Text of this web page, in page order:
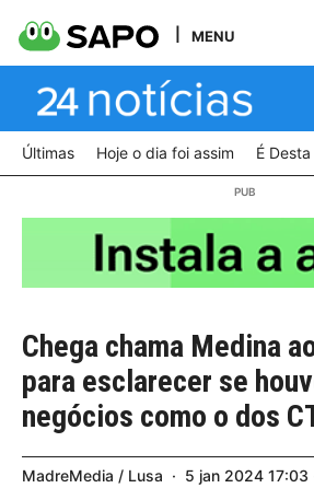
MENU
Últimas Hoje o dia foi assim É
Chega chama Medina
para esclarecer se
negócios como o dos
MadreMedia / Lusa 5 jan 2024 17:03